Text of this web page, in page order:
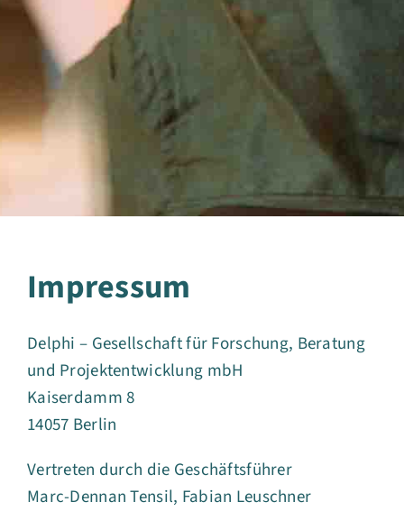
Impressum
Delphi – Gesellschaft für Forschung, Beratung
und Projektentwicklung mbH
Kaiserdamm 8
14057 Berlin
Vertreten durch die Geschäftsführer
Marc-Dennan Tensil, Fabian Leuschner